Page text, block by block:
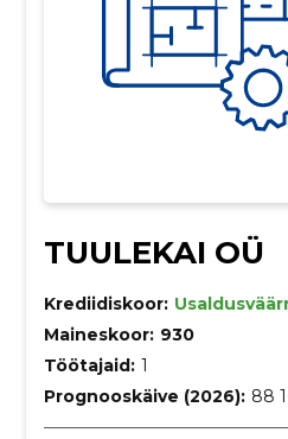
TUULEKAI OÜ
Krediidiskoor:
Maineskoor: 930
Töötajaid: 1
Prognooskäive (2026): 88